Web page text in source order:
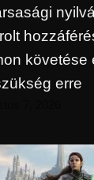
követése
erre